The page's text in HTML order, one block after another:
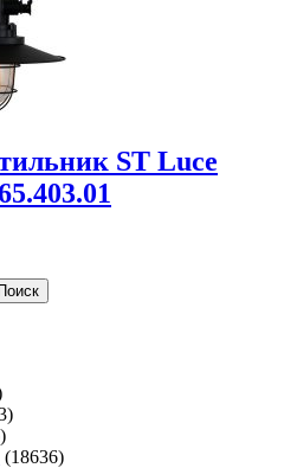
ST Luce
(18636)